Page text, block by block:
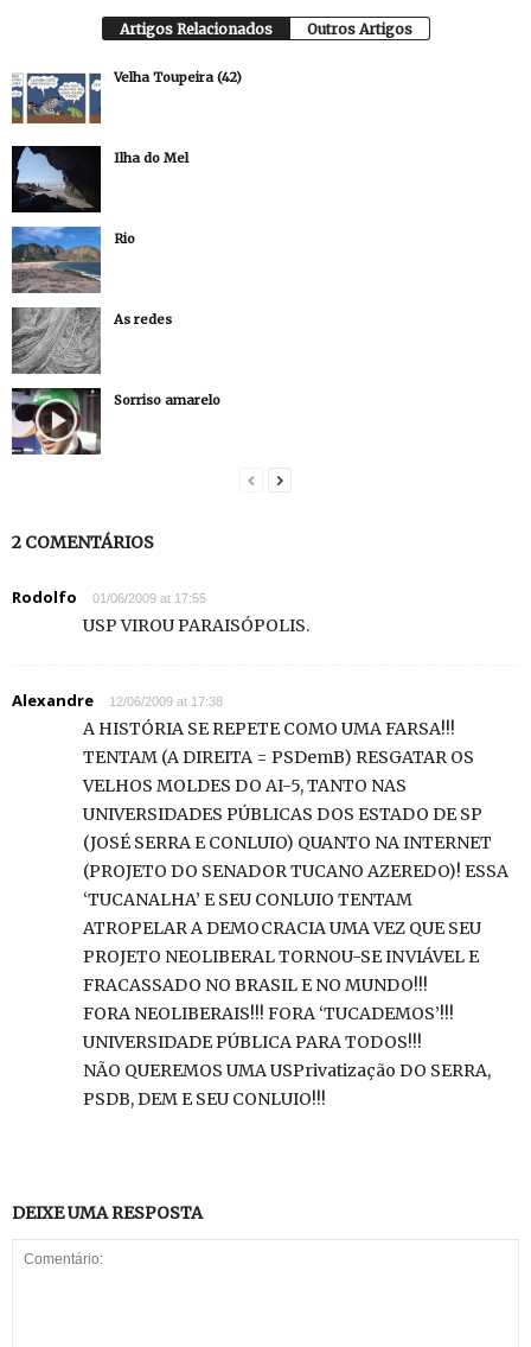
Artigos Relacionados Outros Artigos
Velha Toupeira (42)
Ilha do Mel
Rio
As redes
Sorriso amarelo
2 COMENTÁRIOS
Rodolfo 01/06/2009 at 17:55
USP VIROU PARAISÓPOLIS.
Alexandre 12/06/2009 at 17:38
A HISTÓRIA SE REPETE COMO UMA FARSA!!!
TENTAM (A DIREITA = PSDemB) RESGATAR OS
VELHOS MOLDES DO AI-5, TANTO NAS
UNIVERSIDADES PÚBLICAS DOS ESTADO DE SP
(JOSÉ SERRA E CONLUIO) QUANTO NA INTERNET
(PROJETO DO SENADOR TUCANO AZEREDO)! ESSA
‘TUCANALHA’ E SEU CONLUIO TENTAM
ATROPELAR A DEMOCRACIA UMA VEZ QUE SEU
PROJETO NEOLIBERAL TORNOU-SE INVIÁVEL E
FRACASSADO NO BRASIL E NO MUNDO!!!
FORA NEOLIBERAIS!!! FORA ‘TUCADEMOS’!!!
UNIVERSIDADE PÚBLICA PARA TODOS!!!
NÃO QUEREMOS UMA USPrivatização DO SERRA,
PSDB, DEM E SEU CONLUIO!!!
DEIXE UMA RESPOSTA